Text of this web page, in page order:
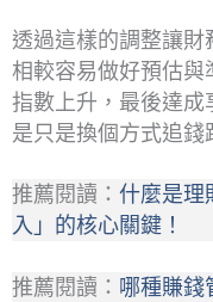
透過這樣的調整讓
相較容易做好預估
指數上升，最後達
是只是換個方式追錢
推薦閱讀： 什麼是理
入」的核心關鍵！
推薦閱讀： 哪種賺錢